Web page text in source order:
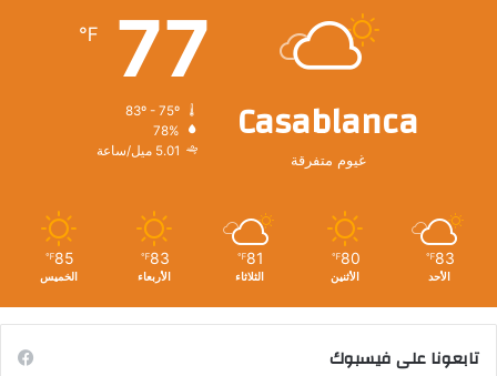
Casablanca
غيوم متفرقة
77
℉
78%
5.01 ميل/ساعة
83
℉
الأحد
80
℉
الأثنين
81
℉
الثلاثاء
83
℉
الأربعاء
85
℉
الخميس
تابعونا على فيسبوك